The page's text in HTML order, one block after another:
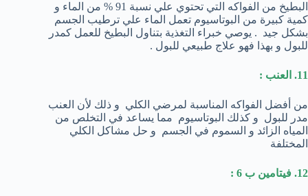
البطيخ من الفواكه التي تحتوي علي نسبة 91 % من الماء و
كمية كبيرة من البوتاسيوم تعمل الماء علي ترطيب الجسم
بشكل جيد . يوصي خبراء التغذية بتناول البطيخ للعمل كمدر
للبول و بهذا فهو علاج طبيعي للبول .
11. العنب :
من أفضل الفواكه المناسبة لمرضي الكلي و ذلك لأن العنب
مدر للبول و كذلك البوتاسيوم مما يساعد في التخلص من
المياه الزائد و السموم في الجسم و حل مشاكل الكلي
المختلفة
12. فيتامين ب 6 :